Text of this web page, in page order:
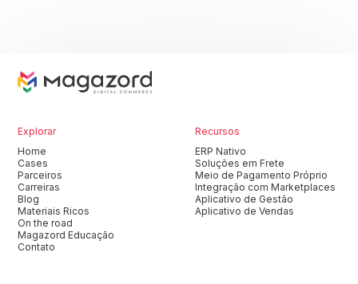
Explorar
Home
Cases
Parceiros
Carreiras
Blog
Materiais Ricos
On the road
Magazord Educação
Contato
Recursos
ERP Nativo
Soluções em Frete
Meio de Pagamento Próprio
Integração com Marketplaces
Aplicativo de Gestão
Aplicativo de Vendas